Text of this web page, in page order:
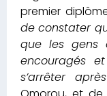
premier
de constater
que les gens
encouragés
s’arrêter